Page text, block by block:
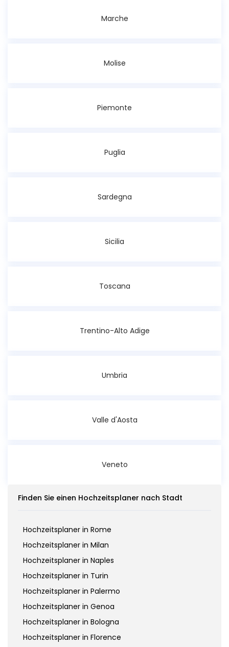
Marche
Molise
Piemonte
Puglia
Sardegna
Sicilia
Toscana
Trentino-Alto Adige
Umbria
Valle d'Aosta
Veneto
Finden Sie einen Hochzeitsplaner nach Stadt
Hochzeitsplaner in Rome
Hochzeitsplaner in Milan
Hochzeitsplaner in Naples
Hochzeitsplaner in Turin
Hochzeitsplaner in Palermo
Hochzeitsplaner in Genoa
Hochzeitsplaner in Bologna
Hochzeitsplaner in Florence